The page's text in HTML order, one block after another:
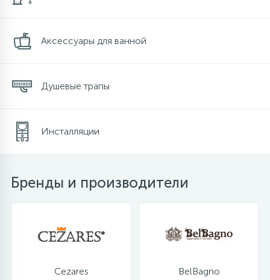
Аксессуары для ванной
Душевые трапы
Инсталляции
Бренды и производители
Cezares BelBagno